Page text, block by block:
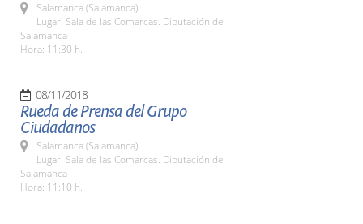
Salamanca (Salamanca)
Lugar: Sala de las Comarcas. Diputación de
Salamanca
Hora: 11:30 h.
08/11/2018
Rueda de Prensa del Grupo
Ciudadanos
Salamanca (Salamanca)
Lugar: Sala de las Comarcas. Diputación de
Salamanca
Hora: 11:10 h.